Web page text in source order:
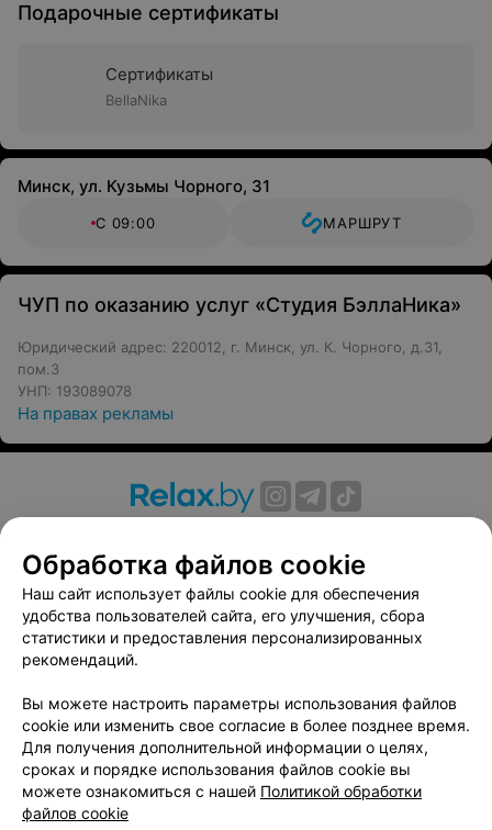
Подарочные сертификаты
Сертификаты
BellaNika
Минск, ул. Кузьмы Чорного, 31
С 09:00 МАРШРУТ
ЧУП по оказанию услуг «Студия БэллаНика»
Юридический адрес: 220012, г. Минск, ул. К. Чорного, д.31,
пом.3
УНП: 193089078
На правах рекламы
Вакансии
Публичный договор
Способы оплаты
Публичный договор по использованию сервиса
«Афиша»
Пользовательское соглашение
Связаться по вопросам сотрудничества
Написать руководителю relax.by
Персональные настройки cookie
Обработка персональных данных
Обработка файлов cookie
Наш сайт использует файлы cookie для обеспечения
удобства пользователей сайта, его улучшения, сбора
статистики и предоставления персонализированных
рекомендаций.
Вы можете настроить параметры использования файлов
cookie или изменить свое согласие в более позднее время.
Для получения дополнительной информации о целях,
сроках и порядке использования файлов cookie вы
можете ознакомиться с нашей Политикой обработки
файлов cookie